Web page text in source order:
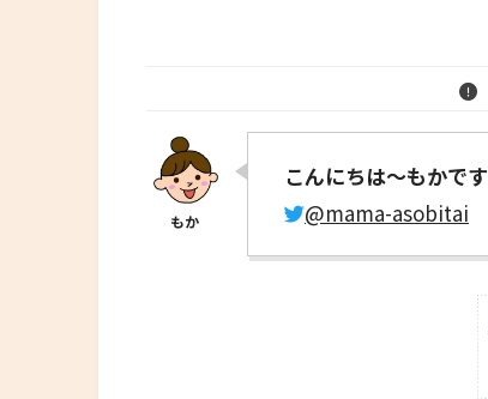
こんにちは～もかです
@mama-asobitai